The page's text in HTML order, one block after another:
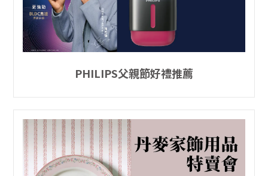
PHILIPS父親節好禮推薦